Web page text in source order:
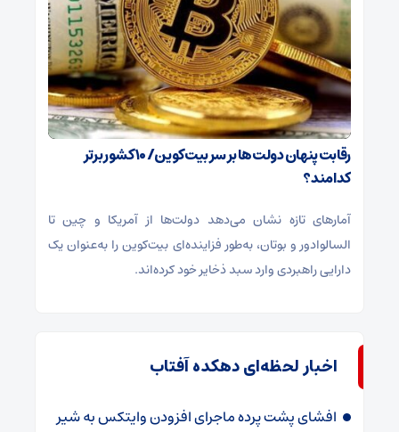
رقابت پنهان دولت‌ها بر سر بیت‌کوین/ ۱۰ کشور برتر
کدامند؟
آمارهای تازه نشان می‌دهد دولت‌ها از آمریکا و چین تا
السالوادور و بوتان، به‌طور فزاینده‌ای بیت‌کوین را به‌عنوان یک
دارایی راهبردی وارد سبد ذخایر خود کرده‌اند.
اخبار لحظه‌ای دهکده آفتاب
افشای پشت پرده ماجرای افزودن وایتکس به شیر